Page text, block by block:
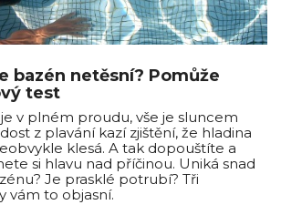
bazén netěsní? Pomůže
test
v plném proudu, vše je sluncem
z plavání kazí zjištění, že hladina
klesá. A tak dopouštíte a
si hlavu nad příčinou. Uniká snad
Je prasklé potrubí? Tři
vám to objasní.